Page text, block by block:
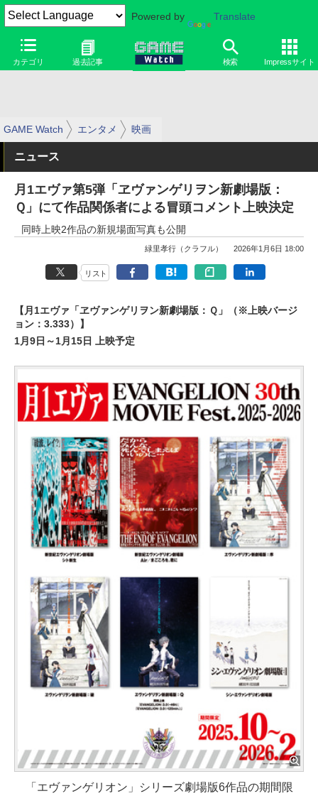
Powered by Translate
カテゴリ 過去記事 検索 Impressサイト
GAME Watch エンタメ 映画
ニュース
月1エヴァ第5弾「ヱヴァンゲリヲン新劇場版：
Ｑ」にて作品関係者による冒頭コメント上映決定
同時上映2作品の新規場面写真も公開
緑里孝行（クラフル） 2026年1月6日 18:00
リスト
【月1エヴァ「ヱヴァンゲリヲン新劇場版：Ｑ」（※上映バージ
ョン：3.333）】
1月9日～1月15日 上映予定
「エヴァンゲリオン」シリーズ劇場版6作品の期間限